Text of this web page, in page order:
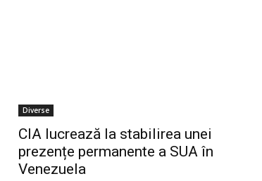
Diverse
CIA lucrează la stabilirea unei
prezențe permanente a SUA în
Venezuela